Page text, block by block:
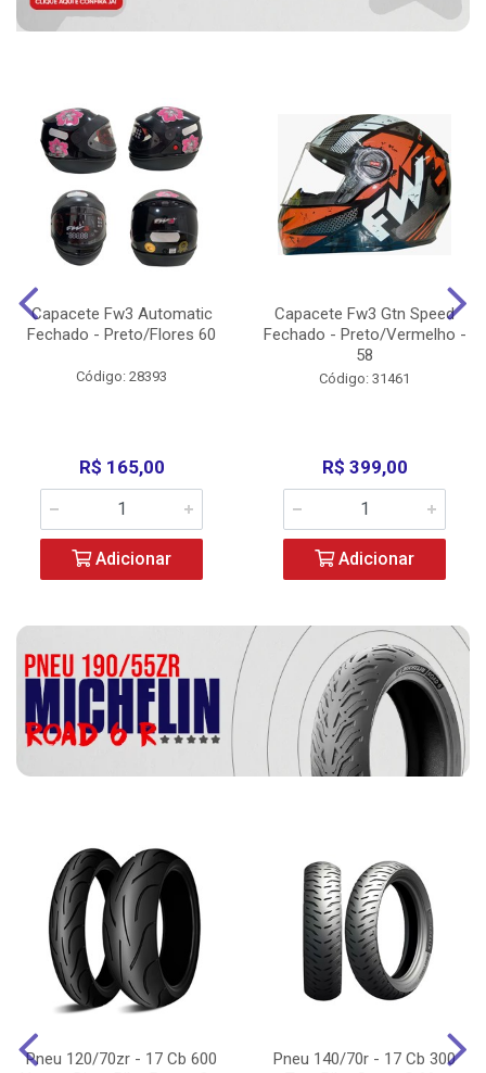
Capacete Fw3 Automatic
Fechado - Preto/Flores 60
Código: 28393
R$ 165,00
Adicionar
Capacete Fw3 Gtn Speed
Fechado - Preto/Vermelho -
58
Código: 31461
R$ 399,00
Adicionar
Pneu 120/70zr - 17 Cb 600
Pneu 140/70r - 17 Cb 300